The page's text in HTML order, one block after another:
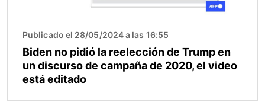
Publicado el 28/05/2024 a las 16:55
Biden no pidió la reelección de Trump en
un discurso de campaña de 2020, el video
está editado